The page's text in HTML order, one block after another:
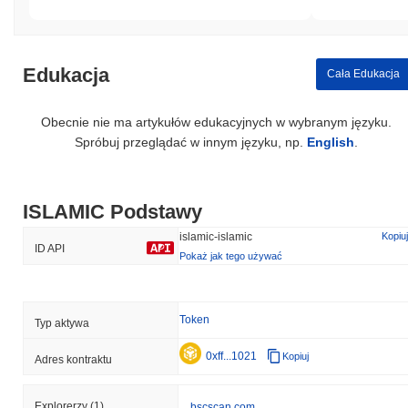
Edukacja Cała Edukacja
Obecnie nie ma artykułów edukacyjnych w wybranym języku.
Spróbuj przeglądać w innym języku, np. English
ISLAMIC Podstawy
ID API
islamic-islamic
Kopiuj
Pokaż jak tego używać
Typ aktywa Token
Adres kontraktu 0xff...1021 Kopiuj